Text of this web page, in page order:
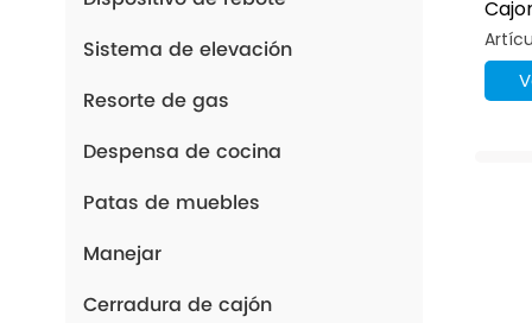
Sistema de elevación
Resorte de gas
Despensa de cocina
Patas de muebles
Manejar
Cerradura de cajón
Con